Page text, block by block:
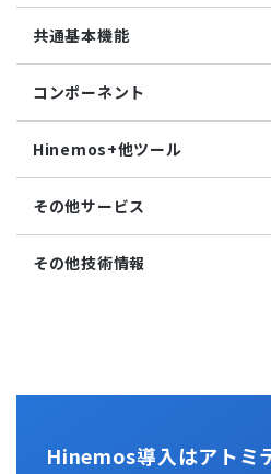
SQL監視
SNMPTRAP監視
SNMP監視
HTTPシナリオ監視
Hinemosエージェント監視
Windowsイベント監視
サービス・ポート監視
リソース監視
プロセス監視
ファイルチェックジョブ
監視ジョブ
承認ジョブ
Grafana
ユーティリティ機能
レポーティング
ノードマップ
Hinemosインシデントダッシ
メッセージフィルタ
Hinemosセキュリティオプショ
共通基本機能
セルフチェック
メンテナンス
通知
アカウント
カレンダ
コンポーネント
Hinemosエージェント
Hinemosクライアント
Hinemosマネージャ
Hinemos+他ツール
google apps
teams
slack
その他サービス
CloudGate UNO
その他技術情報
Hinemos導入はアトミ